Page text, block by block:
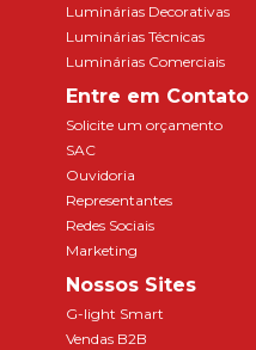
Luminárias Decorativas
Luminárias Técnicas
Luminárias Comerciais
Entre em Contato
Solicite um orçamento
SAC
Ouvidoria
Representantes
Redes Sociais
Marketing
Nossos Sites
G-light Smart
Vendas B2B